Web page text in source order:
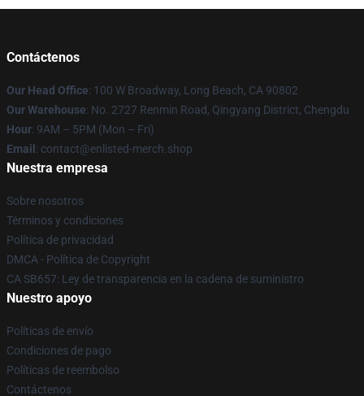
Contáctenos
Our Head Office: 100 W Broadway, Long Beach, CA 90802
Our Warehouse: No. 2727 Renmin Road, Qingyang District, Chengdu
Hour: 9AM – 5PM (Mon – Fri)
Email : contact@enlisted-merch.shop
Nuestra empresa
Sobre nosotros
Términos y condiciones
Política de privacidad
DMCA - Política de Copyright
CA SB657: Ley de transparencia en la cadena de suministro
Nuestro apoyo
Políticas de envío
Condiciones de pago
Políticas de reembolso
Contáctenos